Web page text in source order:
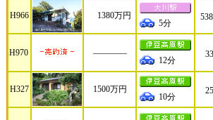
H966 1380万円
5分
H970 ――――
12分
H327 1500万円
10分